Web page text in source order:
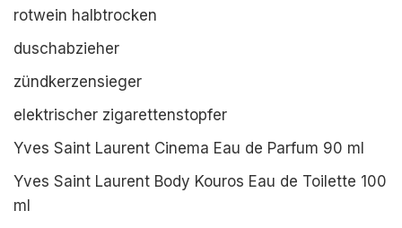
rotwein halbtrocken
duschabzieher
zündkerzensieger
elektrischer zigarettenstopfer
Yves Saint Laurent Cinema Eau de Parfum 90 ml
Yves Saint Laurent Body Kouros Eau de Toilette 100
ml